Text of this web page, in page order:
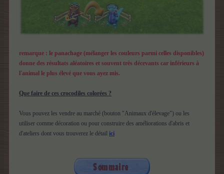
remarque : le panachage (mélanger les couleurs parmi celles disponibles)
donne des résultats aléatoires et souvent très décevants car inférieurs à
l'animal le plus élevé que vous ayez mis.
Que faire de ces crocodiles colorées ?
Vous pouvez les vendre au marché (bouton "Animaux d'élevage") ou les
utiliser comme décoration ou pour construire des améliorations d'abris et
d'ateliers dont vous trouverez le détail ici